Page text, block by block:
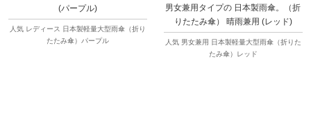
(パープル)
人気 レディース 日本製軽量大型雨傘（折り
たたみ傘）パープル
男女兼用タイプの 日本製雨傘。（折
りたたみ傘） 晴雨兼用 (レッド)
人気 男女兼用 日本製軽量大型雨傘（折りた
たみ傘）レッド